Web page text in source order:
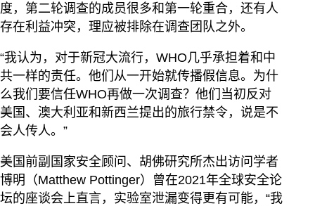
度，第二轮调查的成员很多和第一轮重合，还有人
存在利益冲突，理应被排除在调查团队之外。
“我认为，对于新冠大流行，WHO几乎承担着和中
共一样的责任。他们从一开始就传播假信息。为什
么我们要信任WHO再做一次调查？他们当初反对
美国、澳大利亚和新西兰提出的旅行禁令，说是不
会人传人。”
美国前副国家安全顾问、胡佛研究所杰出访问学者
博明（Matthew Pottinger）曾在2021年全球安全论
坛的座谈会上直言，实验室泄漏变得更有可能，“我